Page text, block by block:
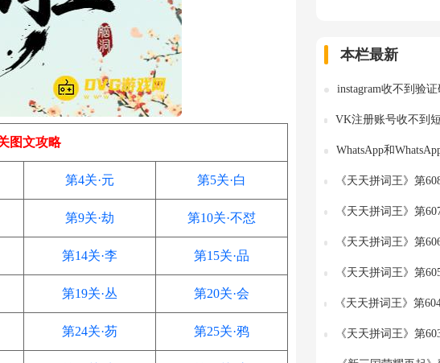
图文攻略
第4关·元 第5关·白
第9关·劫 第10关·不怼
第14关·李 第15关·品
第19关·丛 第20关·会
第24关·芴 第25关·鸦
本栏最新